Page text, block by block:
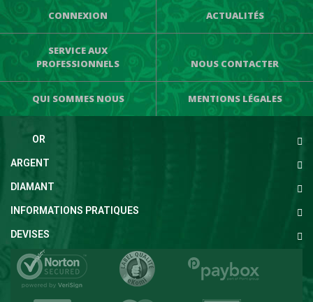
CONNEXION ACTUALITÉS
SERVICE AUX
PROFESSIONNELS
NOUS CONTACTER
QUI SOMMES NOUS MENTIONS LÉGALES
OR
ARGENT
DIAMANT
INFORMATIONS PRATIQUES
DEVISES